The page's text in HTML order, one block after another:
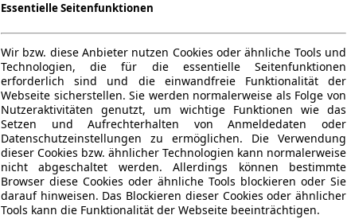
Essentielle Seitenfunktionen
Wir bzw. diese Anbieter nutzen Cookies oder ähnliche Tools und
Technologien, die für die essentielle Seitenfunktionen
erforderlich sind und die einwandfreie Funktionalität der
Webseite sicherstellen. Sie werden normalerweise als Folge von
Nutzeraktivitäten genutzt, um wichtige Funktionen wie das
Setzen und Aufrechterhalten von Anmeldedaten oder
Datenschutzeinstellungen zu ermöglichen. Die Verwendung
dieser Cookies bzw. ähnlicher Technologien kann normalerweise
nicht abgeschaltet werden. Allerdings können bestimmte
Browser diese Cookies oder ähnliche Tools blockieren oder Sie
darauf hinweisen. Das Blockieren dieser Cookies oder ähnlicher
Tools kann die Funktionalität der Webseite beeinträchtigen.